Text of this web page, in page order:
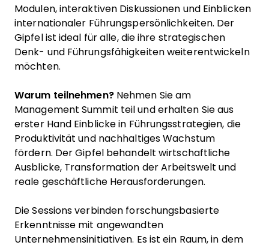
Modulen, interaktiven Diskussionen und Einblicken
internationaler Führungspersönlichkeiten. Der
Gipfel ist ideal für alle, die ihre strategischen
Denk- und Führungsfähigkeiten weiterentwickeln
möchten.
Warum teilnehmen?Nehmen Sie am
Management Summit teil und erhalten Sie aus
erster Hand Einblicke in Führungsstrategien, die
Produktivität und nachhaltiges Wachstum
fördern. Der Gipfel behandelt wirtschaftliche
Ausblicke, Transformation der Arbeitswelt und
reale geschäftliche Herausforderungen.
Die Sessions verbinden forschungsbasierte
Erkenntnisse mit angewandten
Unternehmensinitiativen. Es ist ein Raum, in dem